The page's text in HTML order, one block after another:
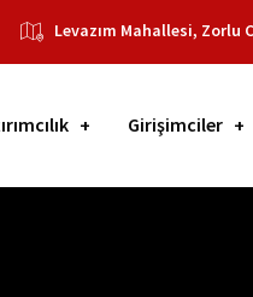
Levazım Mahallesi, Zorlu
Girişimciler